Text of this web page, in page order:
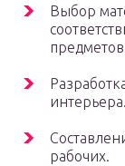
Выбор
интерьера.
рабочих.